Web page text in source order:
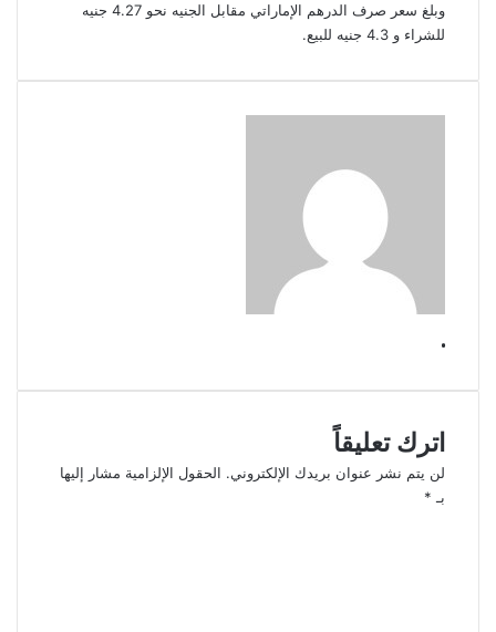
وبلغ سعر صرف الدرهم الإماراتي مقابل الجنيه نحو 4.27 جنيه
للشراء و 4.3 جنيه للبيع.
.
اترك تعليقاً
لن يتم نشر عنوان بريدك الإلكتروني. الحقول الإلزامية مشار إليها
بـ *